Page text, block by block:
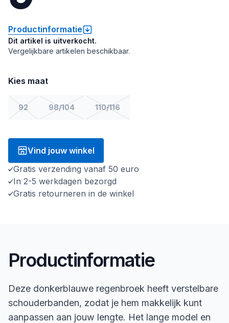
Productinformatie
Dit artikel is uitverkocht.
Vergelijkbare artikelen beschikbaar.
Kies maat
92 98/104 110/116
Vind jouw winkel
Gratis verzending vanaf 50 euro
In 2-5 werkdagen bezorgd
Gratis retourneren in de winkel
Productinformatie
Deze donkerblauwe regenbroek heeft verstelbare
schouderbanden, zodat je hem makkelijk kunt
aanpassen aan jouw lengte. Het lange model en